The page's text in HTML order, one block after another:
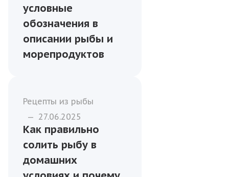
условные
обозначения в
описании рыбы и
морепродуктов
Рецепты из рыбы
— 27.06.2025
Как правильно
солить рыбу в
домашних